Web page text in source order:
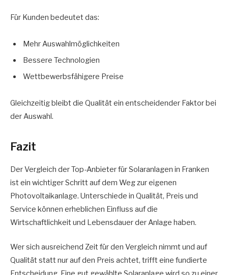
Für Kunden bedeutet das:
Mehr Auswahlmöglichkeiten
Bessere Technologien
Wettbewerbsfähigere Preise
Gleichzeitig bleibt die Qualität ein entscheidender Faktor bei
der Auswahl.
Fazit
Der Vergleich der Top-Anbieter für Solaranlagen in Franken
ist ein wichtiger Schritt auf dem Weg zur eigenen
Photovoltaikanlage. Unterschiede in Qualität, Preis und
Service können erheblichen Einfluss auf die
Wirtschaftlichkeit und Lebensdauer der Anlage haben.
Wer sich ausreichend Zeit für den Vergleich nimmt und auf
Qualität statt nur auf den Preis achtet, trifft eine fundierte